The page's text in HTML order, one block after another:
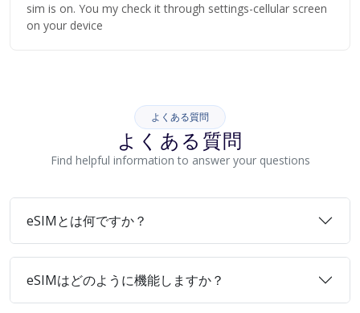
sim is on. You my check it through settings-cellular screen
on your device
よくある質問
よくある質問
Find helpful information to answer your questions
eSIMとは何ですか？
eSIMはどのように機能しますか？